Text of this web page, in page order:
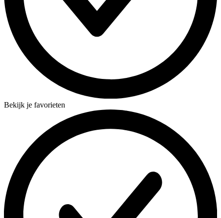
Bekijk je favorieten